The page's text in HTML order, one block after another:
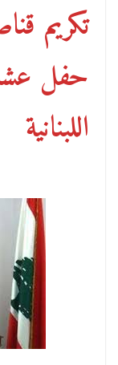
تكريم
حفل
اللبنانية